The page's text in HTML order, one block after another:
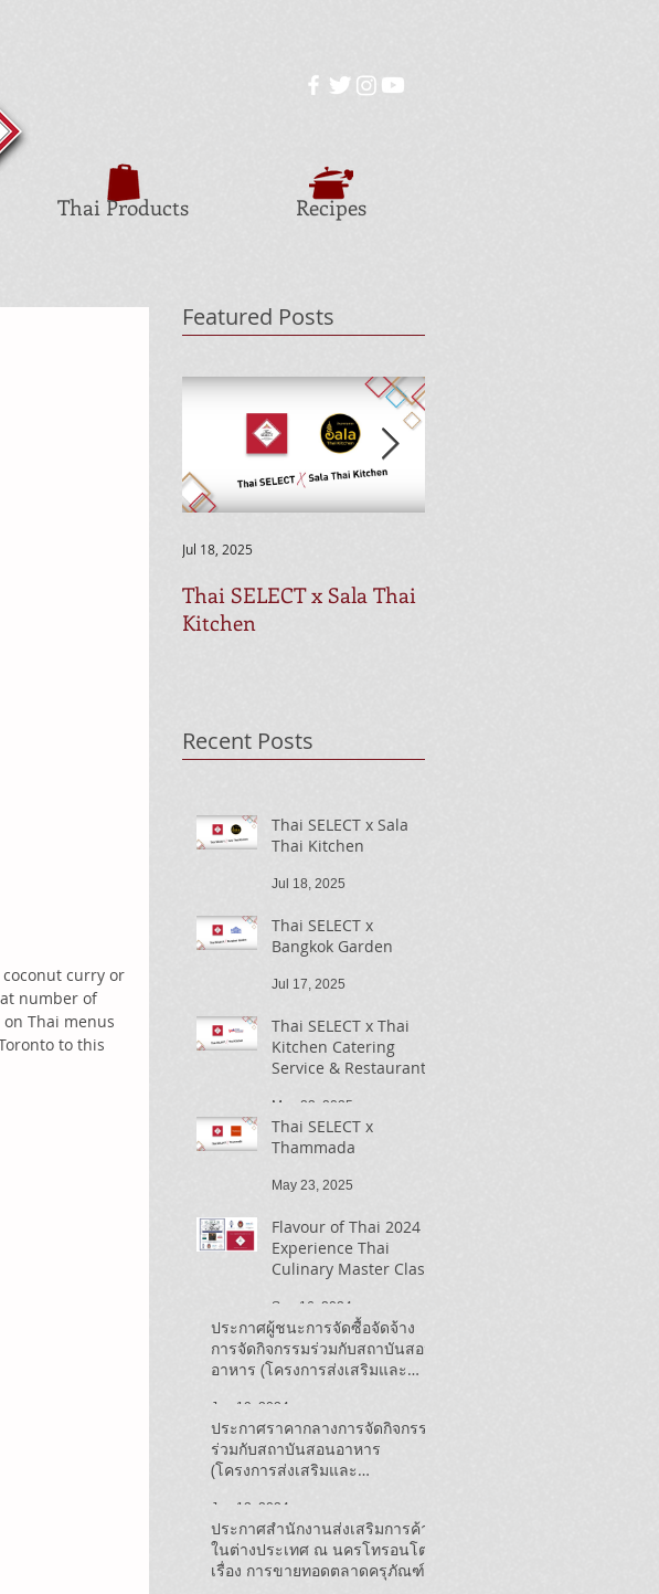
Thai Products Recipes
curry or
number of
Thai menus
to this
Featured Posts
Thai SELECT x Sala Thai
Kitchen
Jul 18, 2025
Recent Posts
Thai SELECT x Sala
Thai Kitchen
Jul 18, 2025
Thai SELECT x
Bangkok Garden
Jul 17, 2025
Thai SELECT x Thai
Kitchen Catering
Service & Restaurant
May 23, 2025
Thai SELECT x
Thammada
May 23, 2025
Flavour of Thai 2024 |
Experience Thai
Culinary Master Class
Sep 16, 2024
ประกาศผู้ชนะการจัดซื้อจัดจ้าง
การจัดกิจกรรมร่วมกับสถาบันสอน
อาหาร (โครงการส่งเสริมและ
แคนาดา ปี ๒๕๖๗)
Jun 19, 2024
ประกาศราคากลางการจัดกิจกรรม
ร่วมกับสถาบันสอนอาหาร
(โครงการส่งเสริมและ
แคนาดา ปี ๒๕๖๗)
Jun 13, 2024
ประกาศสำนักงานส่งเสริมการค้า
ในต่างประเทศ ณ นครโทรอนโต
เรื่อง การขายทอดตลาดครุภัณฑ์